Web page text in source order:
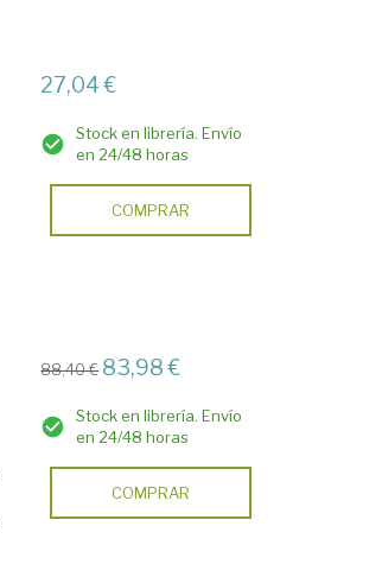
27,04 €
Stock en librería. Envío
en 24/48 horas
COMPRAR
88,40 € 83,98 €
Stock en librería. Envío
en 24/48 horas
COMPRAR